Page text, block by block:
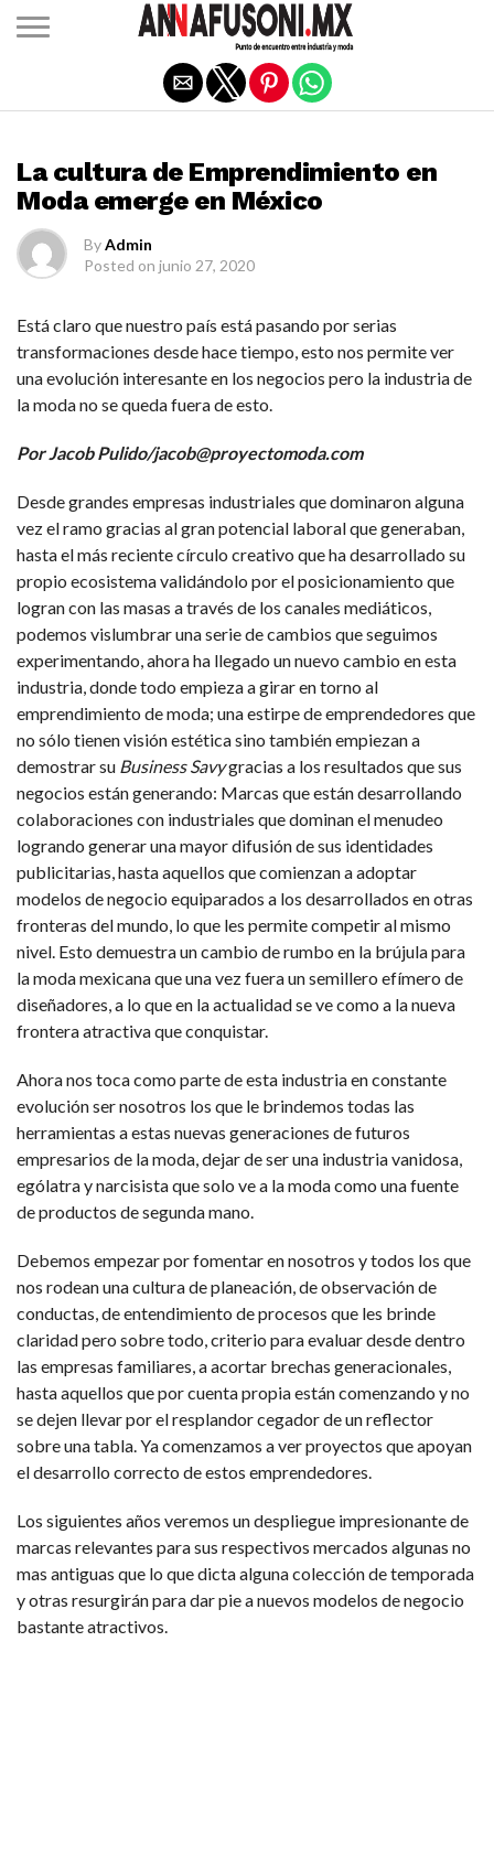
La cultura de Emprendimiento en
Moda emerge en México
ByAdmin
Posted on junio 27, 2020
Está claro que nuestro país está pasando por serias
transformaciones desde hace tiempo, esto nos permite ver
una evolución interesante en los negocios pero la industria de
la moda no se queda fuera de esto.
Por Jacob Pulido/jacob@proyectomoda.com
Desde grandes empresas industriales que dominaron alguna
vez el ramo gracias al gran potencial laboral que generaban,
hasta el más reciente círculo creativo que ha desarrollado su
propio ecosistema validándolo por el posicionamiento que
logran con las masas a través de los canales mediáticos,
podemos vislumbrar una serie de cambios que seguimos
experimentando, ahora ha llegado un nuevo cambio en esta
industria, donde todo empieza a girar en torno al
emprendimiento de moda; una estirpe de emprendedores que
no sólo tienen visión estética sino también empiezan a
demostrar su Business Savygracias a los resultados que sus
negocios están generando: Marcas que están desarrollando
colaboraciones con industriales que dominan el menudeo
logrando generar una mayor difusión de sus identidades
publicitarias, hasta aquellos que comienzan a adoptar
modelos de negocio equiparados a los desarrollados en otras
fronteras del mundo, lo que les permite competir al mismo
nivel. Esto demuestra un cambio de rumbo en la brújula para
la moda mexicana que una vez fuera un semillero efímero de
diseñadores, a lo que en la actualidad se ve como a la nueva
frontera atractiva que conquistar.
Ahora nos toca como parte de esta industria en constante
evolución ser nosotros los que le brindemos todas las
herramientas a estas nuevas generaciones de futuros
empresarios de la moda, dejar de ser una industria vanidosa,
ególatra y narcisista que solo ve a la moda como una fuente
de productos de segunda mano.
Debemos empezar por fomentar en nosotros y todos los que
nos rodean una cultura de planeación, de observación de
conductas, de entendimiento de procesos que les brinde
claridad pero sobre todo, criterio para evaluar desde dentro
las empresas familiares, a acortar brechas generacionales,
hasta aquellos que por cuenta propia están comenzando y no
se dejen llevar por el resplandor cegador de un reflector
sobre una tabla. Ya comenzamos a ver proyectos que apoyan
el desarrollo correcto de estos emprendedores.
Los siguientes años veremos un despliegue impresionante de
marcas relevantes para sus respectivos mercados algunas no
mas antiguas que lo que dicta alguna colección de temporada
y otras resurgirán para dar pie a nuevos modelos de negocio
bastante atractivos.
Salir de la versión móvil